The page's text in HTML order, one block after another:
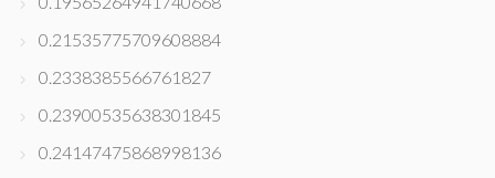
0.21535775709608884
0.2338385566761827
0.23900535638301845
0.24147475868998136